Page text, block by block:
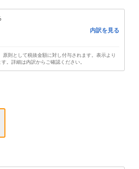
内訳を見る
則として税抜金額に対し付与されます。表示より
。詳細は内訳からご確認ください。